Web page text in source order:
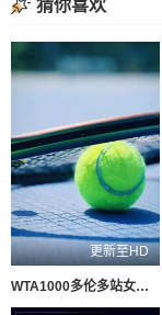
猜你喜欢
更新至HD
WTA1000多伦多站女单第二轮：贝莱克VS斯瓦泰克